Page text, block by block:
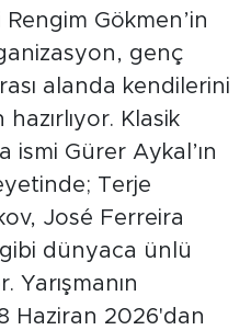
Gökmen’in
genç
alanda kendilerini
Klasik
ismi Gürer Aykal’ın
Terje
José Ferreira
dünyaca ünlü
Yarışmanın
Haziran 2026'dan